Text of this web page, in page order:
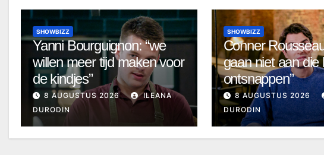
SHOWBIZZ
Yanni Bourguignon: “we
willen meer tijd maken voor
de kindjes”
8 AUGUSTUS 2026
ILEANA
DURODIN
SHOWBIZZ
Conner
gaan niet aan die
ontsnappen”
8 AUGUSTUS 2026
DURODIN